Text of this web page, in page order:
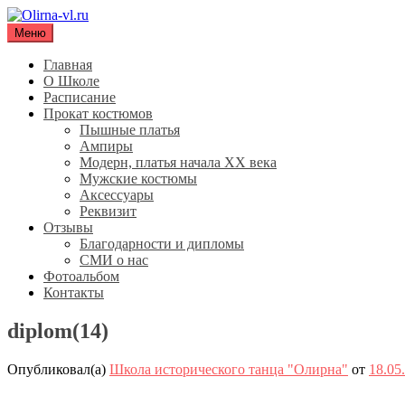
Перейти
содержимому
Olirna-vl.ru
Школа исторического танца "Олирна"
Меню
Главная
О Школе
Расписание
Прокат костюмов
Пышные платья
Ампиры
Модерн, платья начала XX века
Мужские костюмы
Аксессуары
Реквизит
Отзывы
Благодарности и дипломы
СМИ о нас
Фотоальбом
Контакты
diplom(14)
Опубликовал(а) Школа исторического танца "Олирна" от